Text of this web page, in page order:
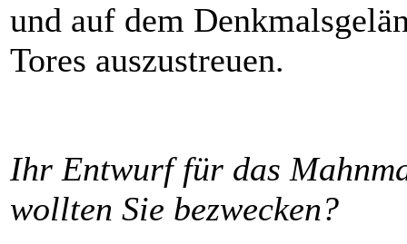
und auf dem
Tores auszustreuen.
Ihr Entwurf für das
wollten Sie bezwecken?